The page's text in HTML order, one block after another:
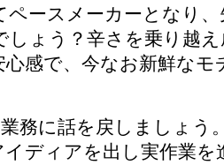
ペースメーカーとなり
しょう？辛さを乗り越
感で、今なお新鮮なモ
務に話を戻しましょう
イディアを出し実作業を